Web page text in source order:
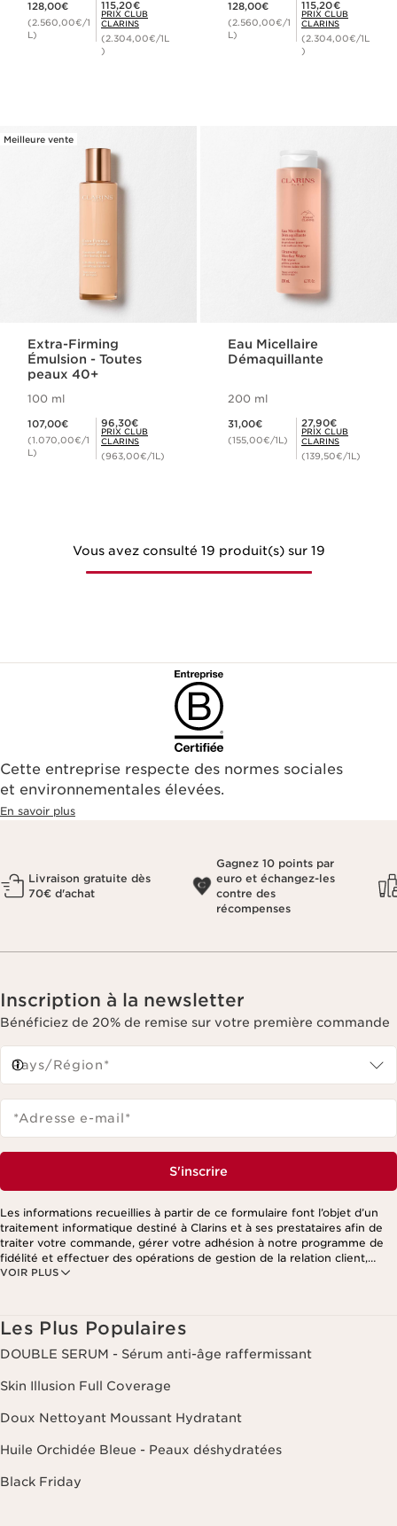
128,00€
(2.560,00€/1
L)
Prix Club Clarins 115,20€
115,20€
PRIX CLUB
CLARINS
(2.304,00€/1L
)
128,00€
(2.560,00€/1
L)
Prix Club Clarins 115,20€
115,20€
PRIX CLUB
CLARINS
(2.304,00€/1L
)
Meilleure vente
Extra-Firming
Émulsion - Toutes
peaux 40+
100 ml
107,00€
(1.070,00€/1
L)
Prix Club Clarins 96,30€
96,30€
PRIX CLUB
CLARINS
(963,00€/1L)
Eau Micellaire
Démaquillante
200 ml
31,00€
(155,00€/1L)
Prix Club Clarins 27,90€
27,90€
PRIX CLUB
CLARINS
(139,50€/1L)
Vous avez consulté 19 produit(s) sur 19
Cette entreprise respecte des normes sociales
et environnementales élevées.
En savoir plus
Livraison gratuite dès
70€ d'achat
Gagnez 10 points par
euro et échangez-les
contre des
récompenses
Inscription à la newsletter
Bénéficiez de 20% de remise sur votre première commande
Pays/Région*
*Adresse e-mail*
S'inscrire
VOIR PLUS
Les informations recueillies à partir de ce formulaire font l’objet d’un
traitement informatique destiné à Clarins et à ses prestataires afin de
traiter votre commande, gérer votre adhésion à notre programme de
fidélité et effectuer des opérations de gestion de la relation client,
notamment pour vous adresser des offres personnalisées en fonction
Les Plus Populaires
DOUBLE SERUM - Sérum anti-âge raffermissant
Skin Illusion Full Coverage
Doux Nettoyant Moussant Hydratant
Huile Orchidée Bleue - Peaux déshydratées
Black Friday